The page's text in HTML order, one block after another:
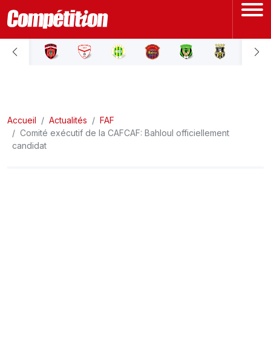
ACCUEIL
LIGUE 2
Accueil Actualités
FAF
Comité exécutif de la CAFCAF: Bahloul officiellement
candidat